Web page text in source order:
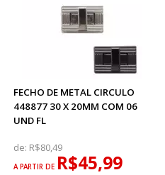
FECHO DE METAL CIRCULO
448877 30 X 20MM COM 06
UND FL
de: R$80,49
A PARTIR DE R$45,99